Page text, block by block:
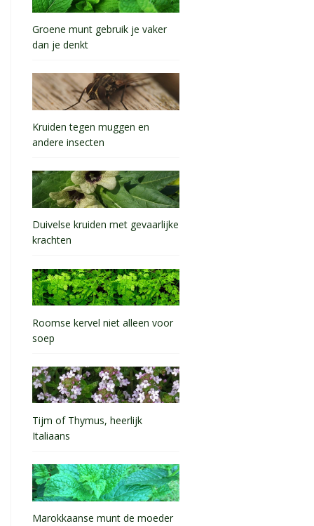
Groene munt gebruik je vaker
dan je denkt
Kruiden tegen muggen en
andere insecten
Duivelse kruiden met gevaarlijke
krachten
Roomse kervel niet alleen voor
soep
Tijm of Thymus, heerlijk
Italiaans
Marokkaanse munt de moeder